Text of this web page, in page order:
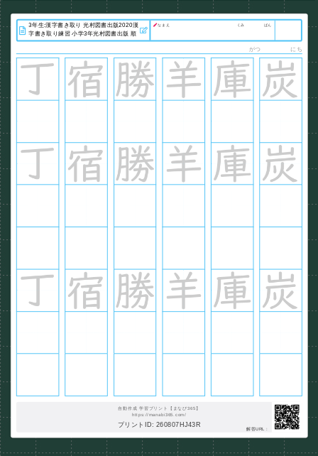
なまえ くみ ばん
がつ にち
自動作成 学習プリント【まなび365】
https://manabi365.com/
プリントID: 260807HJ43R
解答URL :